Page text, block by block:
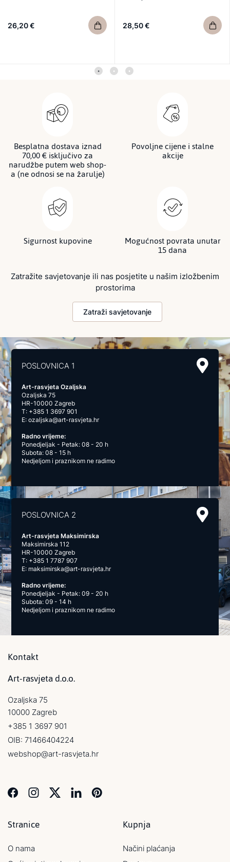
26,20 € 28,50 €
Besplatna dostava iznad
70,00 € isključivo za
narudžbe putem web shop-
a (ne odnosi se na žarulje)
Povoljne cijene i stalne
akcije
Sigurnost kupovine Mogućnost povrata unutar
15 dana
Zatražite savjetovanje ili nas posjetite u našim izložbenim
prostorima
Zatraži savjetovanje
POSLOVNICA 1
Art-rasvjeta Ozaljska
Ozaljska 75
HR-10000 Zagreb
T: +385 1 3697 901
E:ozaljska@art-rasvjeta.hr
Radno vrijeme:
Ponedjeljak - Petak: 08 - 20 h
Subota: 08 - 15 h
Nedjeljom i praznikom ne radimo
POSLOVNICA 2
Art-rasvjeta Maksimirska
Maksimirska 112
HR-10000 Zagreb
T: +385 1 7787 907
E: maksimirska@art-rasvjeta.hr
Radno vrijeme:
Ponedjeljak - Petak: 09 - 20 h
Subota: 09 - 14 h
Nedjeljom i praznikom ne radimo
Kontakt
Art-rasvjeta d.o.o.
Ozaljska 75
10000 Zagreb
+385 1 3697 901
OIB: 71466404224
webshop@art-rasvjeta.hr
Stranice
O nama
Kupnja
Načini plaćanja